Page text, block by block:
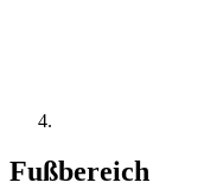
Fußbereich